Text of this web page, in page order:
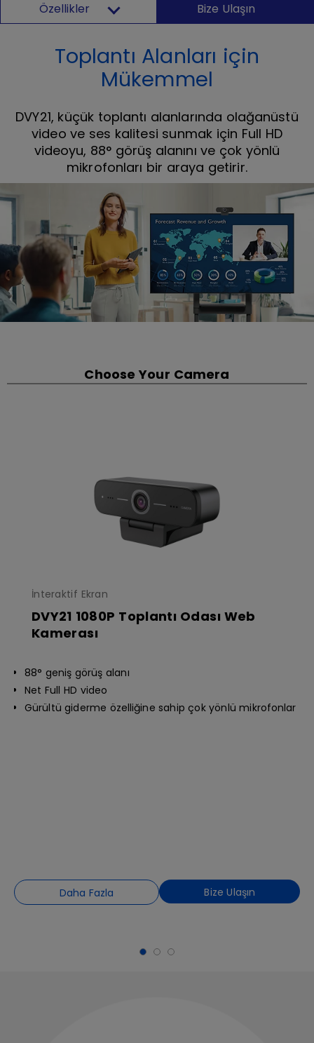
Özellikler Bize Ulaşın
Toplantı Alanları için
Mükemmel
DVY21, küçük toplantı alanlarında olağanüstü
video ve ses kalitesi sunmak için Full HD
videoyu, 88° görüş alanını ve çok yönlü
mikrofonları bir araya getirir.
Choose Your Camera
İnteraktif Ekran
DVY21 1080P Toplantı Odası Web
Kamerası
88° geniş görüş alanı
Net Full HD video
Gürültü giderme özelliğine sahip çok yönlü mikrofonlar
Daha Fazla Bize Ulaşın